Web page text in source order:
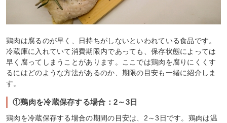
鶏肉は腐るのが早く、日持ちがしないといわれている食品です。
冷蔵庫に入れていて消費期限内であっても、保存状態によっては
早く腐ってしまうことがあります。ここでは鶏肉を腐りにくくす
るにはどのような方法があるのか、期限の目安も一緒に紹介しま
す。
①鶏肉を冷蔵保存する場合：2～3日
鶏肉を冷蔵保存する場合の期間の目安は、2～3日です。鶏肉は温